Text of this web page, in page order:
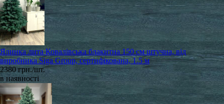
Ялинка лита Ковалівська блакитна 150 см штучна, від
виробника Siga Group, сертифікована, 1.5 м
2380 грн./шт.
в наявності